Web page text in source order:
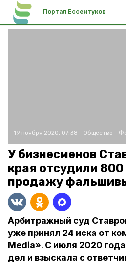
Портал Ессентуков
19 ноября 2020, 07:38 Общество
У бизнесменов
края отсудили
продажу
Арбитражный суд
уже принял 24 иска от
Media». С июля 2020
дел и взыскала с